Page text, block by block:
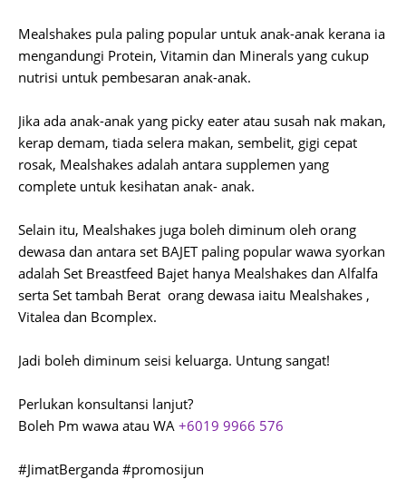
Mealshakes pula paling popular untuk anak-anak kerana ia
mengandungi Protein, Vitamin dan Minerals yang cukup
nutrisi untuk pembesaran anak-anak.
Jika ada anak-anak yang picky eater atau susah nak makan,
kerap demam, tiada selera makan, sembelit, gigi cepat
rosak, Mealshakes adalah antara supplemen yang
complete untuk kesihatan anak- anak.
Selain itu, Mealshakes juga boleh diminum oleh orang
dewasa dan antara set BAJET paling popular wawa syorkan
adalah Set Breastfeed Bajet hanya Mealshakes dan Alfalfa
serta Set tambah Berat orang dewasa iaitu Mealshakes ,
Vitalea dan Bcomplex.
Jadi boleh diminum seisi keluarga. Untung sangat!
Perlukan konsultansi lanjut?
Boleh Pm wawa atau WA +6019 9966 576
#JimatBerganda #promosijun